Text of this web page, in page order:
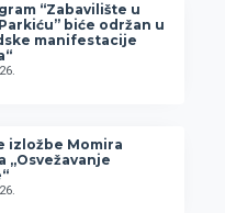
“Zabavilište u
biće održan u
manifestacije
izložbe Momira
„Osvežavanje